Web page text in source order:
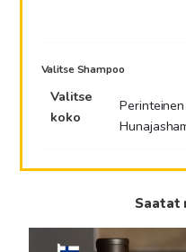
Valitse Shampoo
Valitse
koko
Saatat